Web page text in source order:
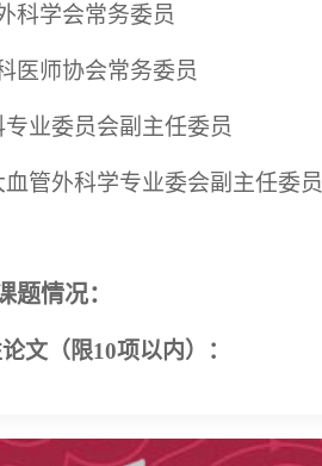
科学会常务委员
医师协会常务委员
业委员会副主任委员
管外科学专业委会副主任委员
题情况：
文（限10项以内）：